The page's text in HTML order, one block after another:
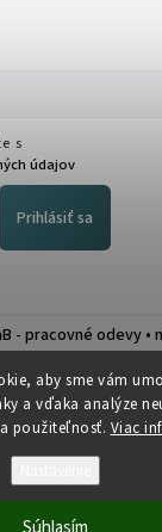
aby sme vám
a vďaka analýze
použiteľnosť. Viac
s
údajov
Prihlásiť sa
- pracovné odevy •
na splátky QUATRO
Atab. Všetky práva